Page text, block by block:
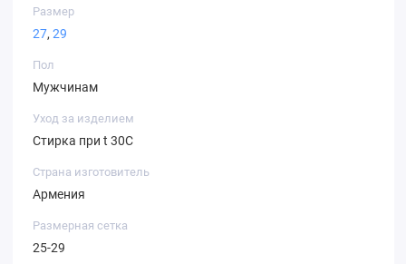
Размер
27, 29
Пол
Мужчинам
Уход за изделием
Стирка при t 30С
Страна изготовитель
Армения
Размерная сетка
25-29